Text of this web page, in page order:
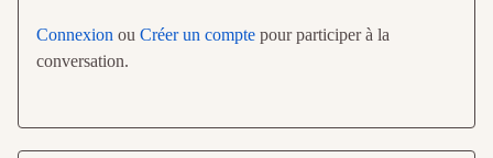
Connexion ou Créer un compte pour participer à la
conversation.